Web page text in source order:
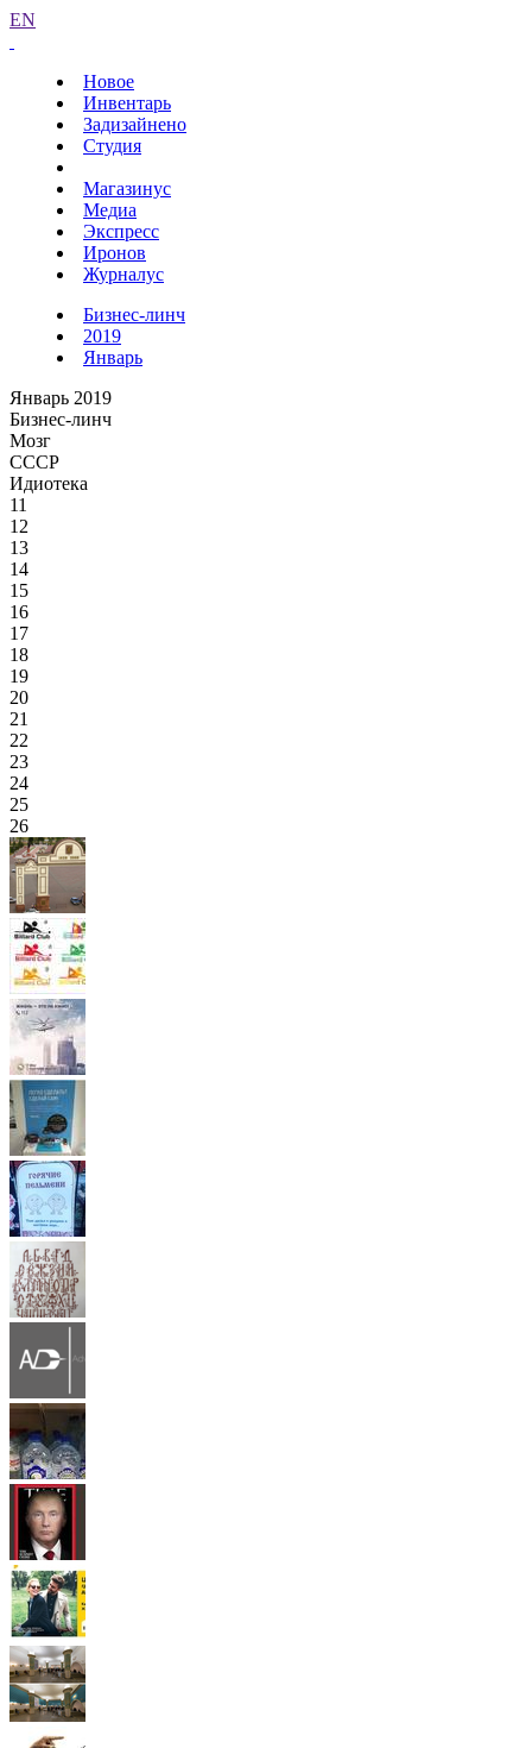
EN
Новое
Инвентарь
Задизайнено
Студия
Магазинус
Медиа
Экспресс
Иронов
Журналус
Бизнес-линч
2019
Январь
Январь 2019
Бизнес-линч
Мозг
СССР
Идиотека
11
12
13
14
15
16
17
18
19
20
21
22
23
24
25
26